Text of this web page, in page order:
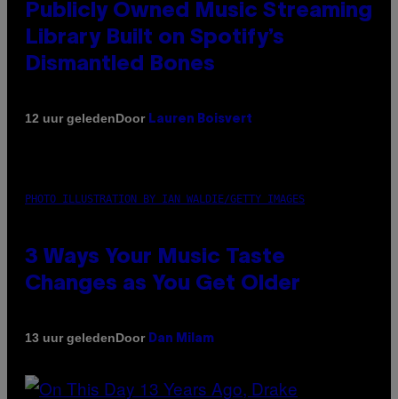
Publicly Owned Music Streaming
Library Built on Spotify’s
Dismantled Bones
12 uur geledenDoor Lauren Boisvert
PHOTO ILLUSTRATION BY IAN WALDIE/GETTY IMAGES
3 Ways Your Music Taste
Changes as You Get Older
13 uur geledenDoor Dan Milam